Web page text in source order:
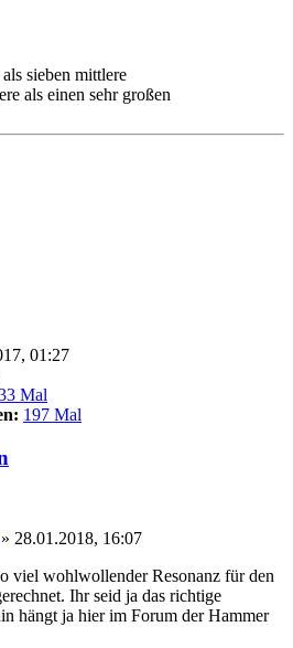
sieben mittlere
als einen sehr großen
01:27
Mal
197 Mal
» 28.01.2018, 16:07
viel wohlwollender Resonanz für den
Ihr seid ja das richtige
hängt ja hier im Forum der Hammer